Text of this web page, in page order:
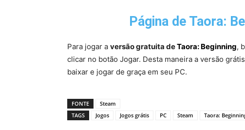
Página de Taora:
Para jogar a versão gratuita deTaora: Beginning,
clicar no botão Jogar. Desta maneira a versão
baixar e jogar de graça em seu PC.
FONTE
Steam
TAGS
Jogos Jogos grátis PC Steam Taora: